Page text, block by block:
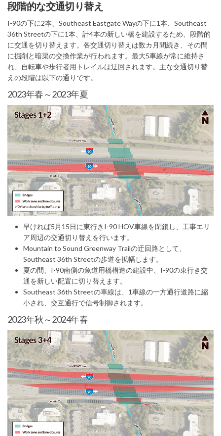
段階的な交通切り替え
I-90の下に2本、Southeast Eastgate Wayの下に1本、Southeast
36th Streetの下に1本、計4本の新しい橋を建設するため、段階的
に交通を切り替えます。各交通切り替えは数カ月間続き、その間
に掘削と暗渠の交換作業が行われます。最大5車線が常に維持さ
れ、自転車や歩行者用トレイルは迂回されます。主な交通切り替
えの段階は以下の通りです。
2023年春～2023年夏
(External link)
早ければ5月15日に東行きI-90 HOV車線を閉鎖し、工事エリ
ア周辺の交通切り替えを行います。
Mountain to Sound Greenway Trailの迂回路として、
Southeast 36th Streetの歩道を拡幅します。
夏の間、I-90南側の魚道用橋構造の建設中、I-90の東行き交
通を新しい配置に切り替えます。
Southeast 36th Streetの車線は、1車線の一方通行道路に縮
小され、交互通行で信号制御されます。
2023年秋～2024年春